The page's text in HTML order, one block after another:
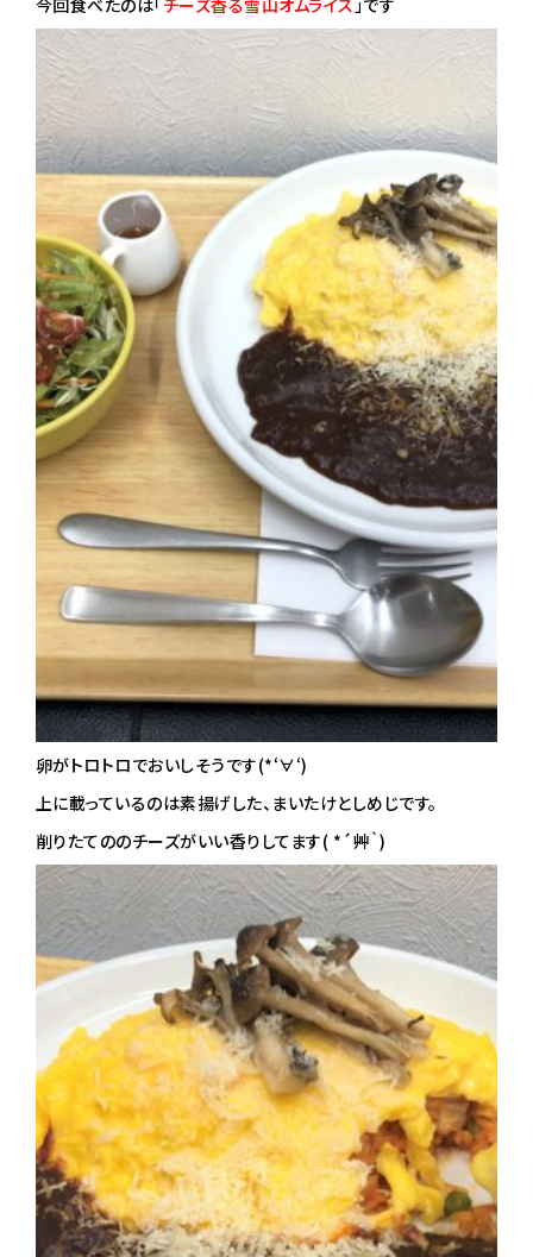
今回食べたのは「チーズ香る雪山オムライス」です
卵がトロトロでおいしそうです(*‘∀‘)
上に載っているのは素揚げした、まいたけとしめじです。
削りたてののチーズがいい香りしてます( *´艸｀)